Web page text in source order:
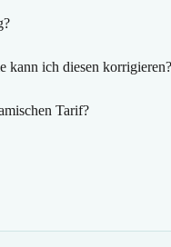
kann ich diesen korrigieren?
Tarif?